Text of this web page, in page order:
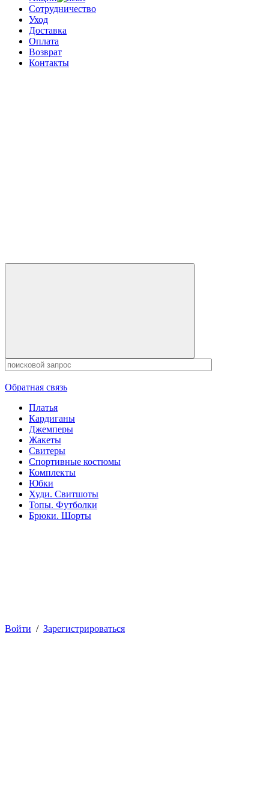
Сотрудничество
Уход
Доставка
Оплата
Возврат
Контакты
Обратная связь
Платья
Кардиганы
Джемперы
Жакеты
Свитеры
Спортивные костюмы
Комплекты
Юбки
Худи. Свитшоты
Топы. Футболки
Брюки. Шорты
Войти / Зарегистрироваться